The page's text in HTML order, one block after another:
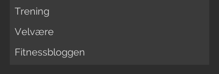
Trening
Velvære
Fitnessbloggen